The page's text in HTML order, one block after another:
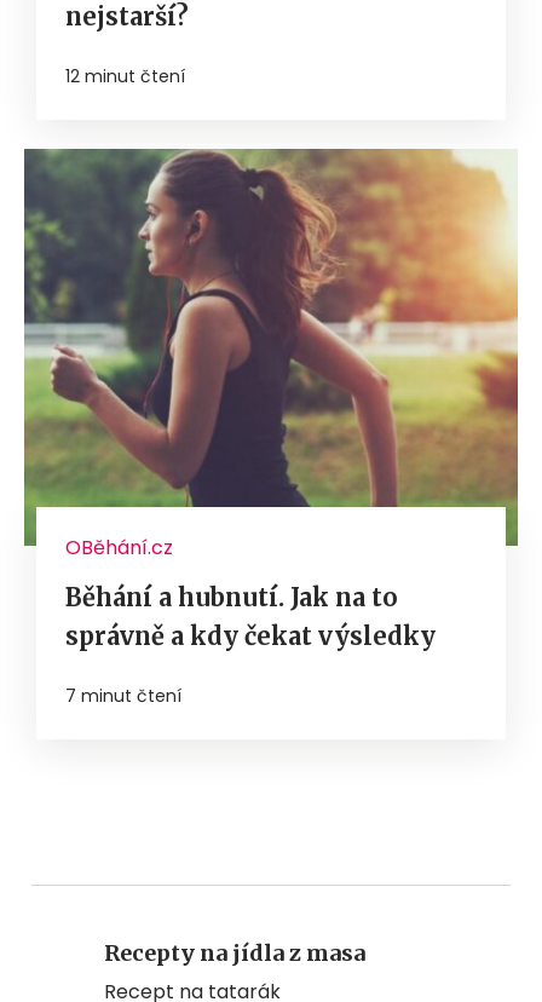
nejstarší?
12 minut čtení
OBěhání.cz
Běhání a hubnutí. Jak na to
správně a kdy čekat výsledky
7 minut čtení
Recepty na jídla z masa
Recept na tatarák